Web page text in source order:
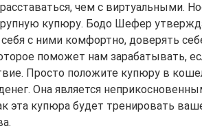
чем с виртуальными.
купюру. Бодо Шефер
себя с ними комфортно, доверять
поможет нам зарабатывать,
Просто положите купюру в
Она является
купюра будет тренировать